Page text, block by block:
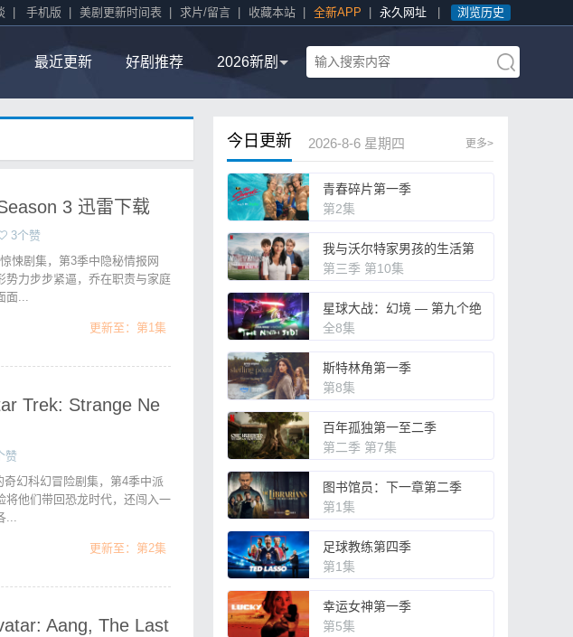
手机版 美剧更新时间表 求片/留言| 收藏本站| 全新APP 永久网址| 浏览历史
最近更新 好剧推荐 2026新剧
3 迅雷下载
3个赞
悚剧集，第3季中隐秘情报网
势力步步紧逼，乔在职责与家庭
面...
更新至：第1集
Trek: Strange Ne
赞
奇幻科幻冒险剧集，第4季中派
将他们带回恐龙时代，还闯入一
...
更新至：第2集
Aang, The Last
今日更新 2026-8-6 星期四 更多>
青春碎片第一季
第2集
我与沃尔特家男孩的生活第
一至三季
第三季 第10集
星球大战：幻境 — 第九个绝
地武士
全8集
斯特林角第一季
第8集
百年孤独第一至二季
第二季 第7集
图书馆员：下一章第二季
第1集
足球教练第四季
第1集
幸运女神第一季
第5集